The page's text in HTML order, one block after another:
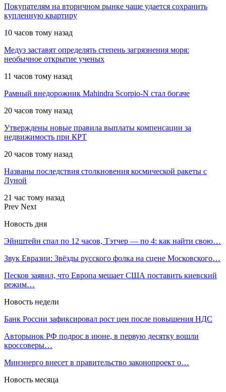
Покупателям на вторичном рынке чаще удается сохранить
купленную квартиру
10 часов тому назад
Медуз заставят определять степень загрязнения моря:
необычное открытие ученых
11 часов тому назад
Рамный внедорожник Mahindra Scorpio-N стал богаче
20 часов тому назад
Утверждены новые правила выплаты компенсации за
недвижимость при КРТ
20 часов тому назад
Названы последствия столкновения космической ракеты с
Луной
21 час тому назад
Prev Next
Новость дня
Эйнштейн спал по 12 часов, Тэтчер — по 4: как найти свою…
Звук Евразии: Звёзды русского фолка на сцене Московского…
Песков заявил, что Европа мешает США поставить киевский
режим…
Новость недели
Банк России зафиксировал рост цен после повышения НДС
Авторынок РФ подрос в июне, в первую десятку вошли
кроссоверы…
Минэнерго внесет в правительство законопроект о…
Новость месяца